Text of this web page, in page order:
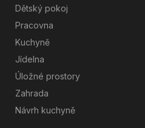
Dětský pokoj
Pracovna
Kuchyně
Jídelna
Úložné prostory
Zahrada
Návrh kuchyně